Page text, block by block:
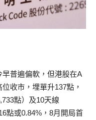
普遍偏軟，但港股在A
收市，埋單升137點，
點）及10天線
點或0.84%，8月開局首